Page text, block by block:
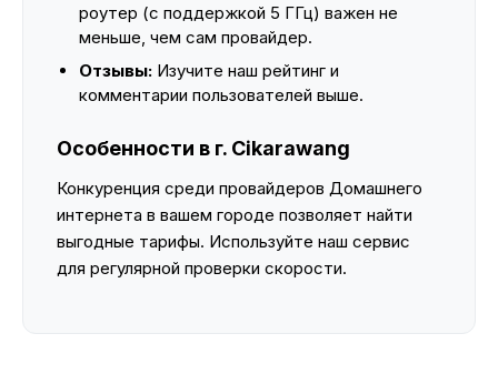
роутер (с поддержкой 5 ГГц) важен не
меньше, чем сам провайдер.
Отзывы: Изучите наш рейтинг и
комментарии пользователей выше.
Особенности в г. Cikarawang
Конкуренция среди провайдеров Домашнего
интернета в вашем городе позволяет найти
выгодные тарифы. Используйте наш сервис
для регулярной проверки скорости.